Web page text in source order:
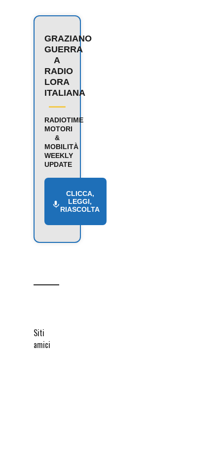
GRAZIANO
GUERRA
A
RADIO
LORA
ITALIANA
RADIOTIME
MOTORI
&
MOBILITÀ
WEEKLY
UPDATE
CLICCA,
LEGGI,
RIASCOLTA
Siti
amici